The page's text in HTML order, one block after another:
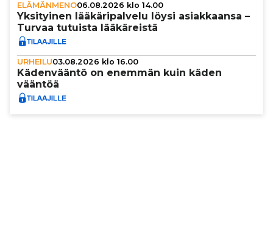
ELÄMÄNMENO06.08.2026 klo 14.00
Yksi­tyi­nen lää­kä­ri­pal­velu löysi asi­ak­kaansa –
Turvaa tutuista lää­kä­reistä
URHEILU03.08.2026 klo 16.00
Käden­vääntö on enemmän kuin käden
vääntöä